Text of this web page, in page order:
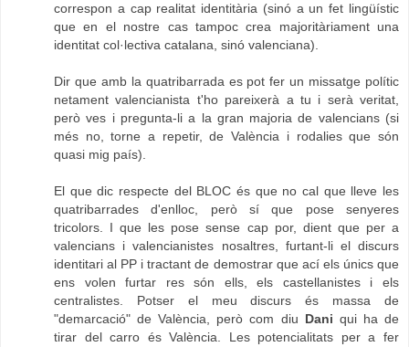
correspon a cap realitat identitària (sinó a un fet lingüístic
que en el nostre cas tampoc crea majoritàriament una
identitat col·lectiva catalana, sinó valenciana).
Dir que amb la quatribarrada es pot fer un missatge polític
netament valencianista t'ho pareixerà a tu i serà veritat,
però ves i pregunta-li a la gran majoria de valencians (si
més no, torne a repetir, de València i rodalies que són
quasi mig país).
El que dic respecte del BLOC és que no cal que lleve les
quatribarrades d'enlloc, però sí que pose senyeres
tricolors. I que les pose sense cap por, dient que per a
valencians i valencianistes nosaltres, furtant-li el discurs
identitari al PP i tractant de demostrar que ací els únics que
ens volen furtar res són ells, els castellanistes i els
centralistes. Potser el meu discurs és massa de
"demarcació" de València, però com diu Dani qui ha de
tirar del carro és València. Les potencialitats per a fer